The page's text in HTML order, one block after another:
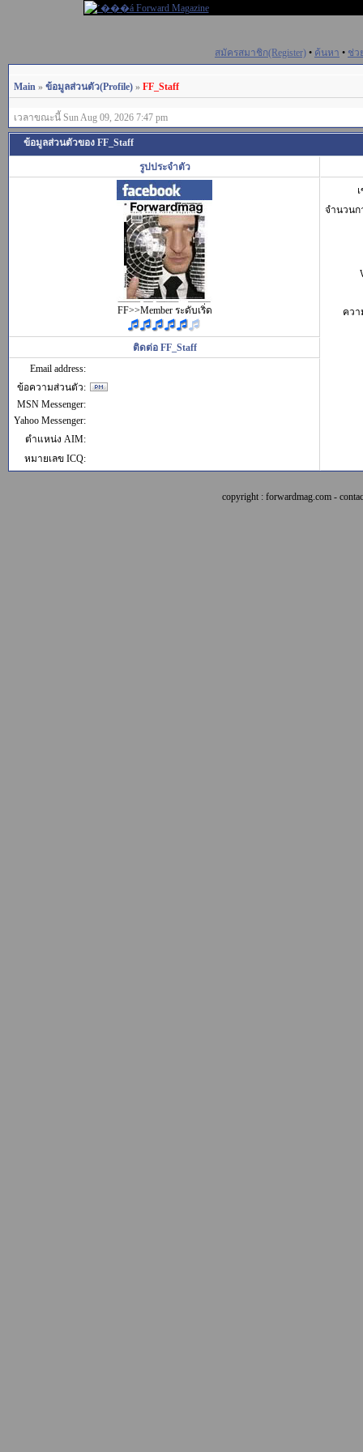
สมัครสมาชิก(Register) • ค้นหา • ช่ว
Main » ข้อมูลส่วนตัว(Profile) » FF_Staff
เวลาขณะนี้ Sun Aug 09, 2026 7:47 pm
ข้อมูลส่วนตัวของ FF_Staff
รูปประจำตัว
FF>>Member ระดับเริ่ด
จำนวน
คว
ติดต่อ FF_Staff
Email address:
ข้อความส่วนตัว:
MSN Messenger:
Yahoo Messenger:
ตำแหน่ง AIM:
หมายเลข ICQ:
copyright : forwardmag.com -